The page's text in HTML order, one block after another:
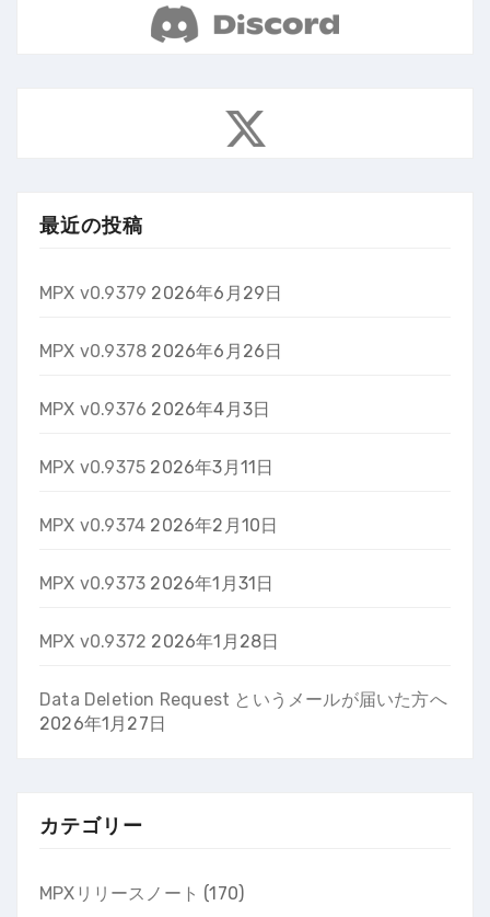
最近の投稿
MPX v0.9379 2026年6月29日
MPX v0.9378 2026年6月26日
MPX v0.9376 2026年4月3日
MPX v0.9375 2026年3月11日
MPX v0.9374 2026年2月10日
MPX v0.9373 2026年1月31日
MPX v0.9372 2026年1月28日
Data Deletion Request というメールが届いた方へ
2026年1月27日
カテゴリー
MPXリリースノート (170)